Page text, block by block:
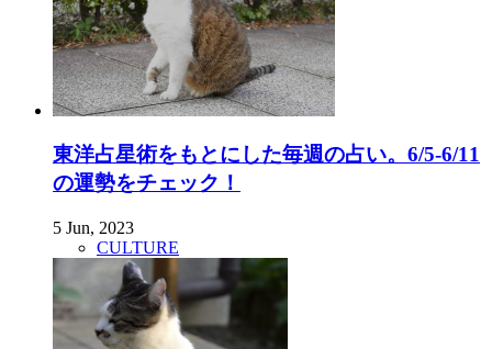
東洋占星術をもとにした毎週の占い。6/5-6/11
の運勢をチェック！
5 Jun, 2023
CULTURE